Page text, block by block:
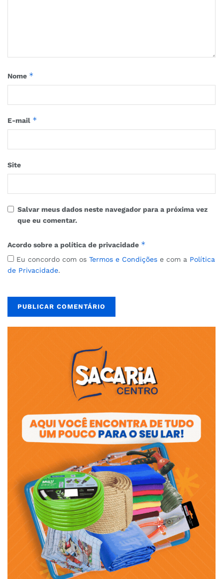
Nome *
E-mail *
Site
Salvar meus dados neste navegador para a próxima vez
que eu comentar.
Acordo sobre a política de privacidade *
Eu concordo com os Termos e Condições e com a Política
de Privacidade.